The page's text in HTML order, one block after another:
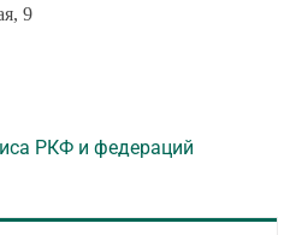
9
РКФ и федераций